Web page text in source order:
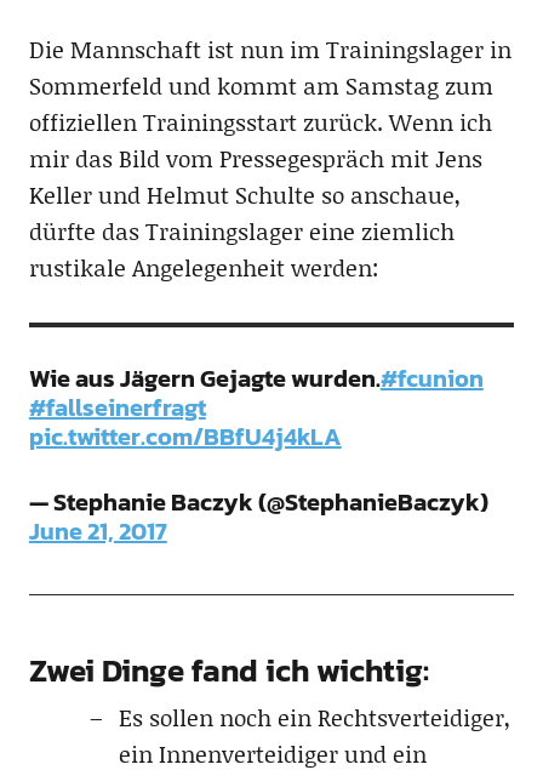
Die Mannschaft ist nun im Trainingslager in
Sommerfeld und kommt am Samstag zum
offiziellen Trainingsstart zurück. Wenn ich
mir das Bild vom Pressegespräch mit Jens
Keller und Helmut Schulte so anschaue,
dürfte das Trainingslager eine ziemlich
rustikale Angelegenheit werden:
Wie aus Jägern Gejagte wurden.#fcunion
#fallseinerfragt
pic.twitter.com/BBfU4j4kLA
— Stephanie Baczyk (@StephanieBaczyk)
June 21, 2017
Zwei Dinge fand ich wichtig:
Es sollen noch ein Rechtsverteidiger,
ein Innenverteidiger und ein